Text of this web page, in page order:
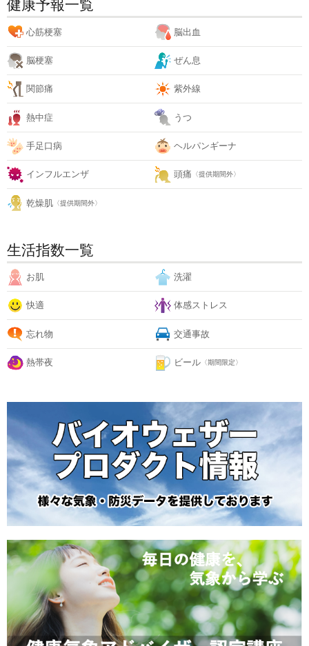
健康予報一覧
心筋梗塞 脳出血
脳梗塞 ぜん息
関節痛 紫外線
熱中症 うつ
手足口病 ヘルパンギーナ
インフルエンザ 頭痛 〈提供期間外〉
乾燥肌 〈提供期間外〉
生活指数一覧
お肌 洗濯
快適 体感ストレス
忘れ物 交通事故
熱帯夜 ビール 〈期間限定〉